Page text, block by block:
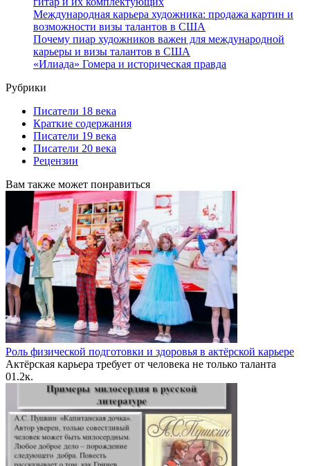
Международная карьера художника: продажа картин и
возможности визы талантов в США
Почему пиар художников важен для международной
карьеры и визы талантов в США
«Илиада» Гомера и историческая правда
Рубрики
Писатели 18 века
Краткие содержания
Писатели 19 века
Писатели 20 века
Рецензии
Вам также может понравиться
Роль физической подготовки и здоровья в актёрской карьере
Актёрская карьера требует от человека не только таланта
01.2к.